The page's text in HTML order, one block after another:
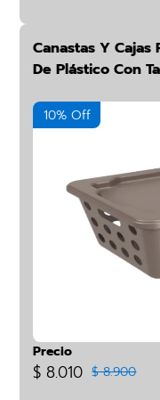
Canastas Y
De Plástico Con
10% Off
Precio
$ 8.010 $ 8.900